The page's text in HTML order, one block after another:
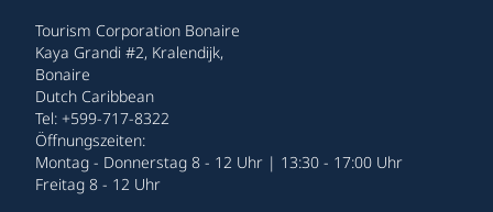
Tourism Corporation Bonaire
Kaya Grandi #2, Kralendijk,
Bonaire
Dutch Caribbean
Tel: +599-717-8322
Öffnungszeiten:
Montag - Donnerstag 8 - 12 Uhr | 13:30 - 17:00 Uhr
Freitag 8 - 12 Uhr